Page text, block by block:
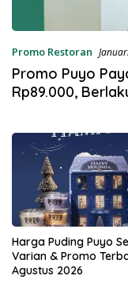
Promo Restoran
Promo Puyo
Rp89.000,
Harga Puding Puyo
Varian & Promo
Agustus 2026